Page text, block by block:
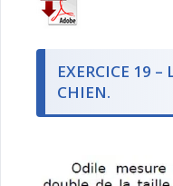
EXERCICE 19 –
CHIEN.